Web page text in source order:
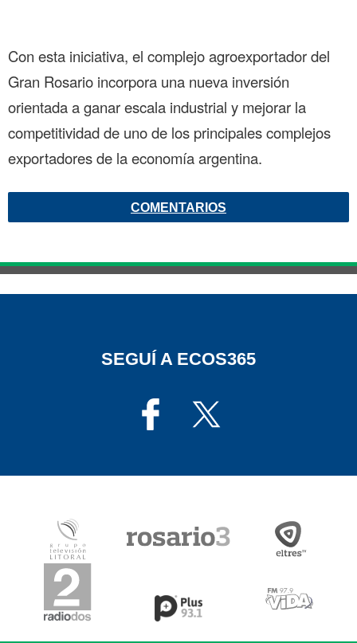
Con esta iniciativa, el complejo agroexportador del
Gran Rosario incorpora una nueva inversión
orientada a ganar escala industrial y mejorar la
competitividad de uno de los principales complejos
exportadores de la economía argentina.
COMENTARIOS
SEGUÍ A ECOS365